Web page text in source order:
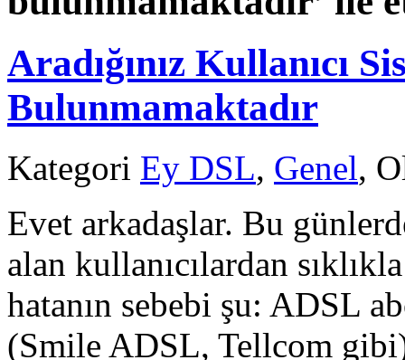
Aradığınız Kullanıcı
Bulunmamaktadır
Kategori Ey DSL, Genel,
Evet arkadaşlar. Bu
alan kullanıcılardan
hatanın sebebi şu: ADSL
(Smile ADSL, Tellcom